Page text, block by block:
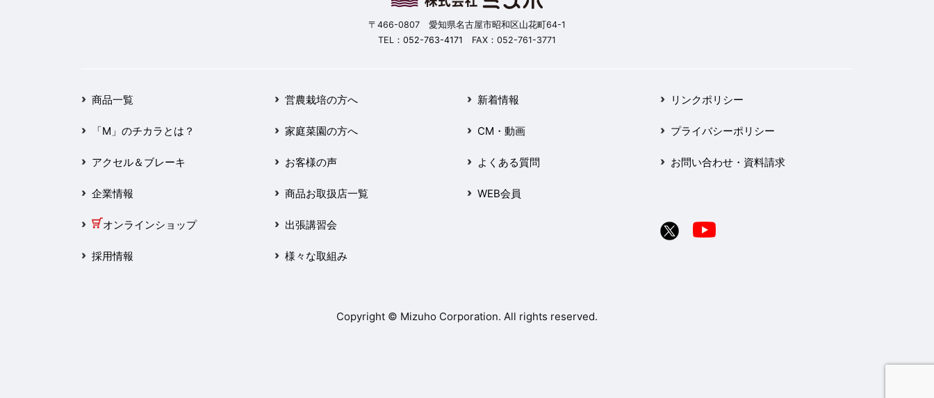
2025年1月
2024年12月
2024年11月
2024年10月
〒466-0807 愛知県名古屋市昭和区山花町64-1
TEL： 052-763-4171 FAX：052-761-3771
商品一覧
「M」のチカラとは？
アクセル＆ブレーキ
企業情報
オンラインショップ
採用情報
営農栽培の方へ
家庭菜園の方へ
お客様の声
商品お取扱店一覧
出張講習会
様々な取組み
新着情報
CM・動画
よくある質問
WEB会員
リンクポリシー
プライバシーポリシー
お問い合わせ・資料請求
Copyright © Mizuho Corporation. All rights reserved.